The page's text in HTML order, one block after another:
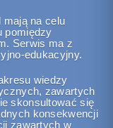
na celu
pomiędzy
Serwis ma z
edukacyjny.
wiedzy
zawartych
skonsultować się
konsekwencji
zawartych w